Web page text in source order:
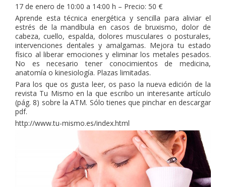
17 de enero de 10:00 a 14:00 h – Precio: 50 €
Aprende esta técnica energética y sencilla para aliviar el
estrés de la mandíbula en casos de bruxismo, dolor de
cabeza, cuello, espalda, dolores musculares o posturales,
intervenciones dentales y amalgamas. Mejora tu estado
físico al liberar emociones y eliminar los metales pesados.
No es necesario tener conocimientos de medicina,
anatomía o kinesiología. Plazas limitadas.
Para los que os gusta leer, os paso la nueva edición de la
revista Tu Mismo en la que escribo un interesante artículo
(pág. 8) sobre la ATM. Sólo tienes que pinchar en descargar
pdf.
http://www.tu-mismo.es/index.html